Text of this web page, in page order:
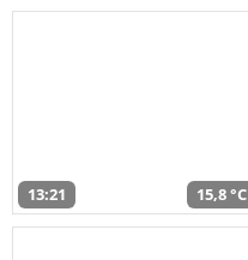
13:21 15,8 °C